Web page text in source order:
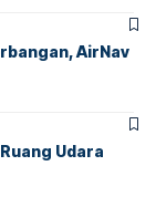
AirNav
Udara